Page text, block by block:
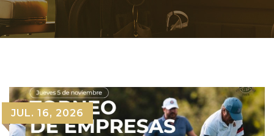
JUL. 16, 2026